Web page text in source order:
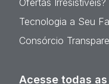
Tecnologia a Seu
Consórcio
Acesse todas